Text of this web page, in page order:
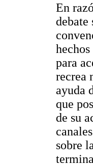
En
para
recrea
ayuda
que
de su
sobre